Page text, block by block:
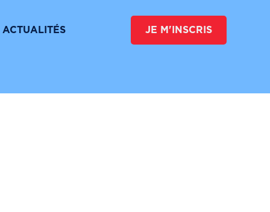
VERSER LA TAXE D’APPRENTISSAGE
ACTUALITÉS JE M'INSCRIS